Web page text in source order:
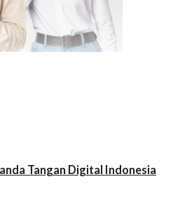
Tangan Digital Indonesia